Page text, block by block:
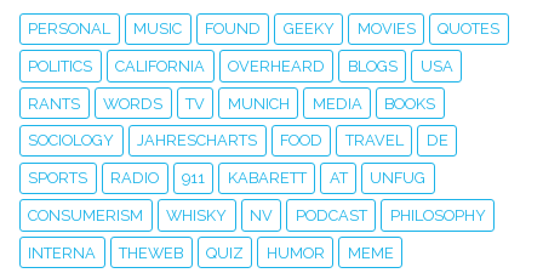
PERSONAL MUSIC FOUND GEEKY MOVIES QUOTES
POLITICS CALIFORNIA OVERHEARD BLOGS USA
RANTS WORDS TV MUNICH MEDIA BOOKS
SOCIOLOGY JAHRESCHARTS FOOD TRAVEL DE
SPORTS RADIO 911 KABARETT AT UNFUG
CONSUMERISM WHISKY NV PODCAST PHILOSOPHY
INTERNA THEWEB QUIZ HUMOR MEME